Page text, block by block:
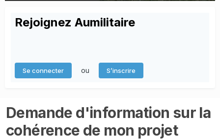
Rejoignez Aumilitaire
Se connecter ou S’inscrire
Demande d'information sur la
cohérence de mon projet